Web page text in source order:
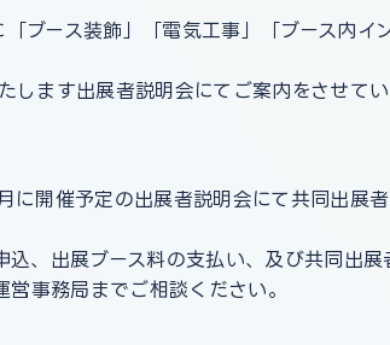
ブース装飾」「電気工事」「ブース内
します出展者説明会にてご案内をさせてい
に開催予定の出展者説明会にて共同出展
込、出展ブース料の支払い、及び共同出
事務局までご相談ください。